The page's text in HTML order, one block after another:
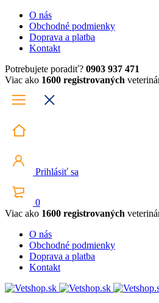
O nás
Obchodné podmienky
Doprava a platba
Kontakt
Potrebujete poradiť? 0903 937 471
Viac ako 1600 registrovaných
Prihlásiť sa
0
Viac ako 1600 registrovaných
O nás
Obchodné podmienky
Doprava a platba
Kontakt